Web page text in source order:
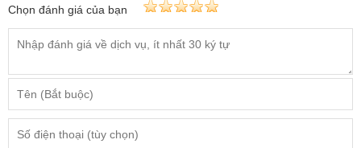
Chọn đánh giá của bạn